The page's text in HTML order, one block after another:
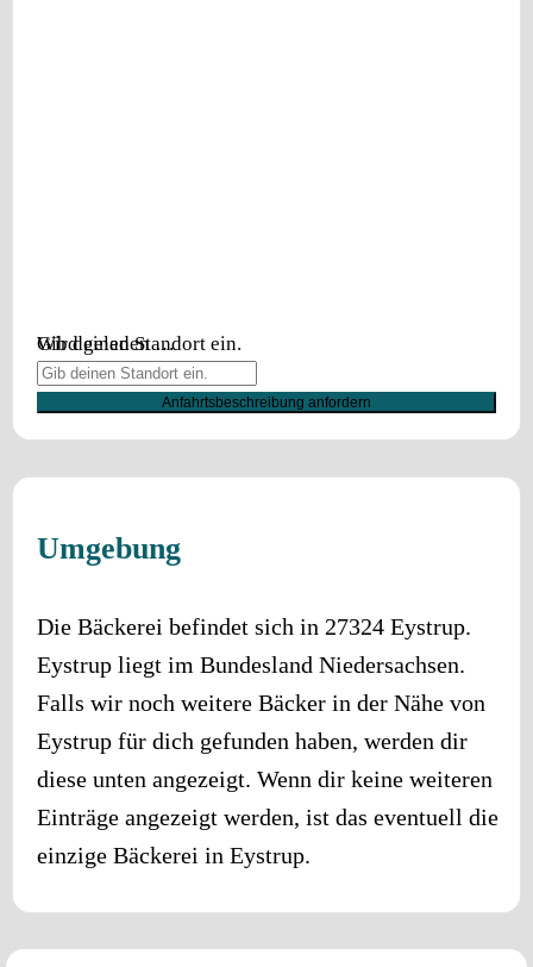
Wird geladen …
Gib deinen Standort ein.
Anfahrtsbeschreibung anfordern
Umgebung
Die Bäckerei befindet sich in 27324 Eystrup.
Eystrup liegt im Bundesland Niedersachsen.
Falls wir noch weitere Bäcker in der Nähe von
Eystrup für dich gefunden haben, werden dir
diese unten angezeigt. Wenn dir keine weiteren
Einträge angezeigt werden, ist das eventuell die
einzige Bäckerei in Eystrup.